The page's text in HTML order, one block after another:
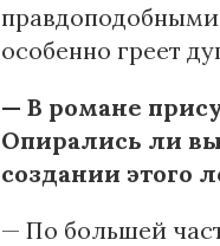
особенно греет
— В романе
Опирались ли
создании этого
— По большей